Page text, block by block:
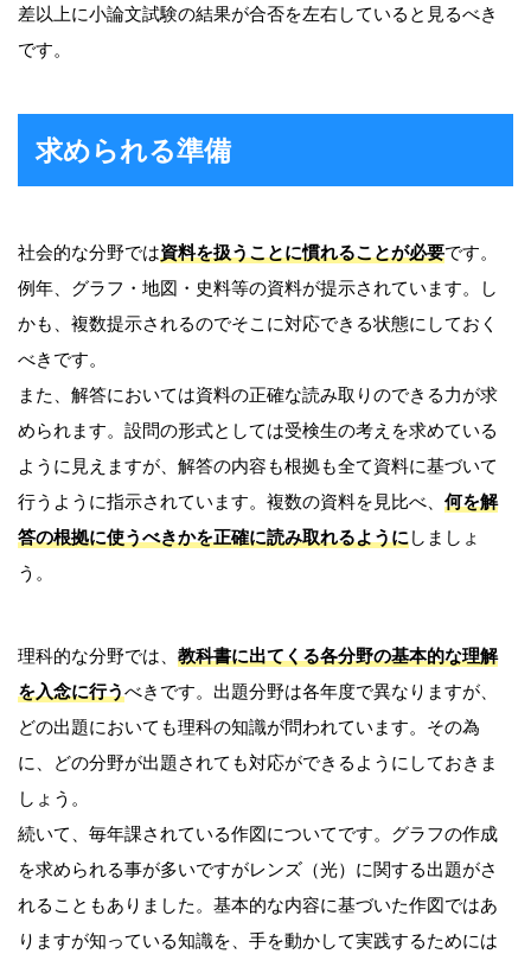
差以上に小論文試験の結果が合否を左右していると見るべき
です。
求められる準備
社会的な分野では資料を扱うことに慣れることが必要です。
例年、グラフ・地図・史料等の資料が提示されています。し
かも、複数提示されるのでそこに対応できる状態にしておく
べきです。
また、解答においては資料の正確な読み取りのできる力が求
められます。設問の形式としては受検生の考えを求めている
ように見えますが、解答の内容も根拠も全て資料に基づいて
行うように指示されています。複数の資料を見比べ、 何を解
答の根拠に使うべきかを正確に読み取れるようにしましょ
う。
理科的な分野では、 教科書に出てくる各分野の基本的な理解
を入念に行うべきです。出題分野は各年度で異なりますが、
どの出題においても理科の知識が問われています。その為
に、どの分野が出題されても対応ができるようにしておきま
しょう。
続いて、毎年課されている作図についてです。グラフの作成
を求められる事が多いですがレンズ（光）に関する出題がさ
れることもありました。基本的な内容に基づいた作図ではあ
りますが知っている知識を、手を動かして実践するためには